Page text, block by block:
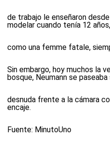
de trabajo le enseñaron
modelar cuando tenía 12
como una femme fatale,
Sin embargo, hoy muchos la
bosque, Neumann se paseaba
desnuda frente a la cámara
encaje.
Fuente: MinutoUno